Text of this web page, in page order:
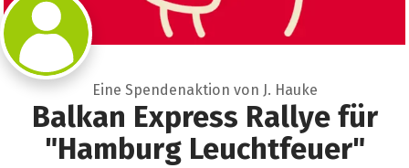
Eine Spendenaktion von J. Hauke
Balkan Express Rallye für
"Hamburg Leuchtfeuer"